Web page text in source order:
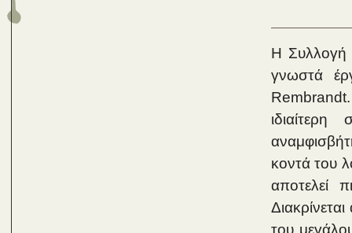
Η Συλλογή
γνωστά
κοντά του
αποτελεί